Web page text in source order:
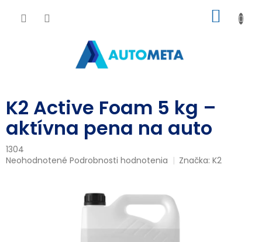
KOŠÍK
K2 Active Foam 5 kg –
aktívna pena na auto
1304
Priemerné
Neohodnotené Podrobnosti hodnotenia Značka:K2